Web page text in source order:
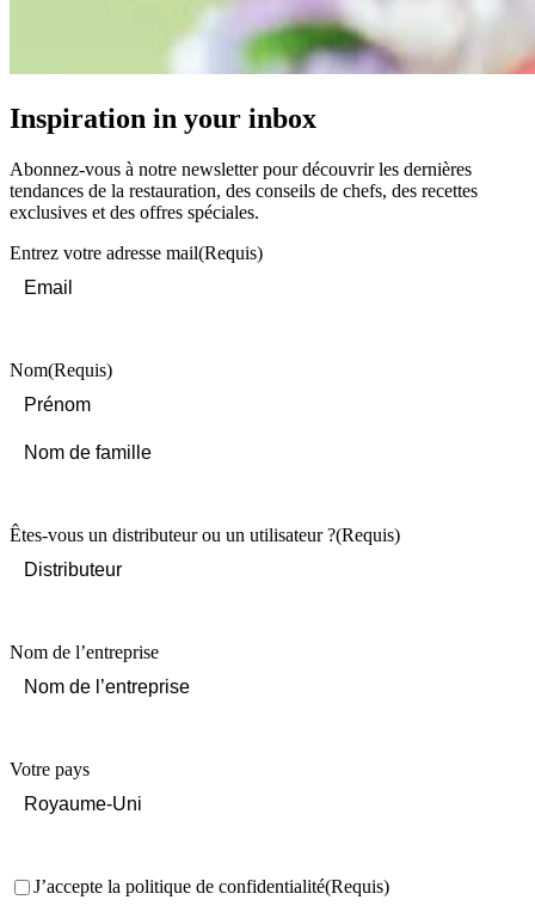
Inspiration in your inbox
Abonnez-vous à notre newsletter pour découvrir les dernières
tendances de la restauration, des conseils de chefs, des recettes
exclusives et des offres spéciales.
Entrez votre adresse mail(Requis)
Nom(Requis)
Êtes-vous un distributeur ou un utilisateur ?(Requis)
Nom de l’entreprise
Votre pays
Consentement(Requis)
J’accepte la politique de confidentialité(Requis)